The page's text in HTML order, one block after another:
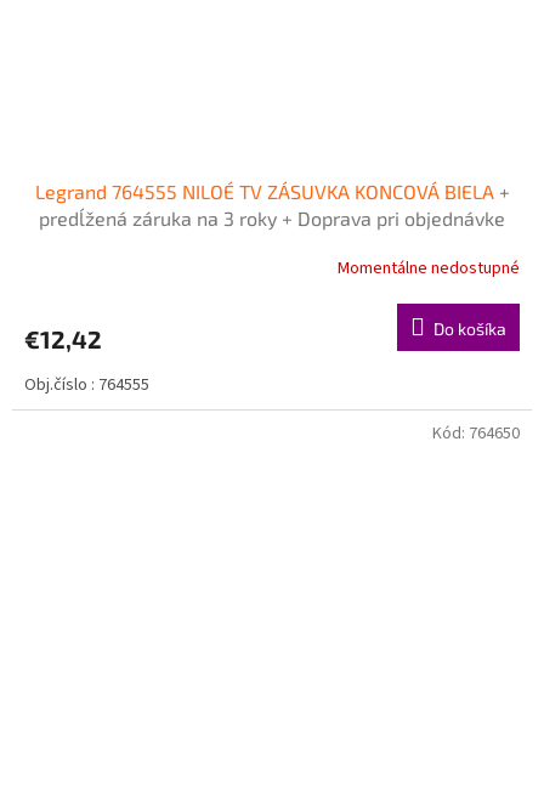
Legrand 764555 NILOÉ TV ZÁSUVKA KONCOVÁ BIELA +
predĺžená záruka na 3 roky + Doprava pri objednávke
Momentálne nedostupné
€12,42 Do košíka
Obj.číslo : 764555
Kód: 764650